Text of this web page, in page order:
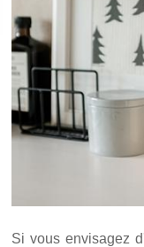
Si vous envisagez